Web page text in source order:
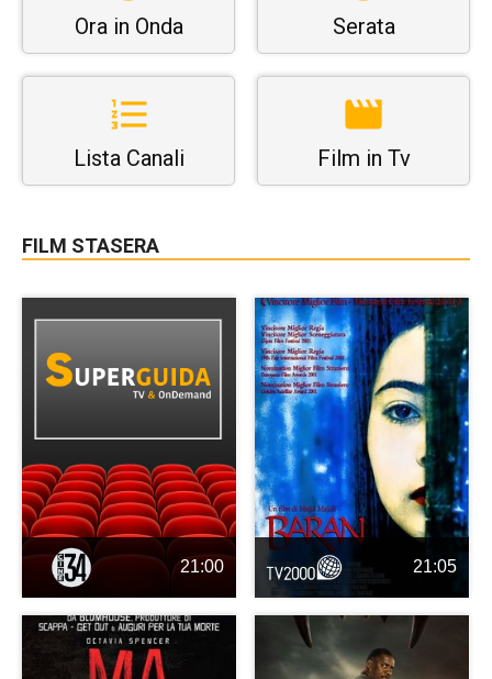
Ora in Onda Serata
Lista Canali Film in Tv
FILM STASERA
21:00 21:05